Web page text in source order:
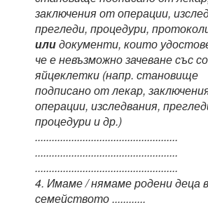
заключения от операции,
прегледи, процедури,
илидокументи, които
че е невъзможно зачеване със
яйцeклетки (напр. становище
подписано от лекар,
операции, изследвания,
процедури и др.)
...................................................
...................................................
...................................................
4. Имаме / нямаме родени деца в
семейството ............